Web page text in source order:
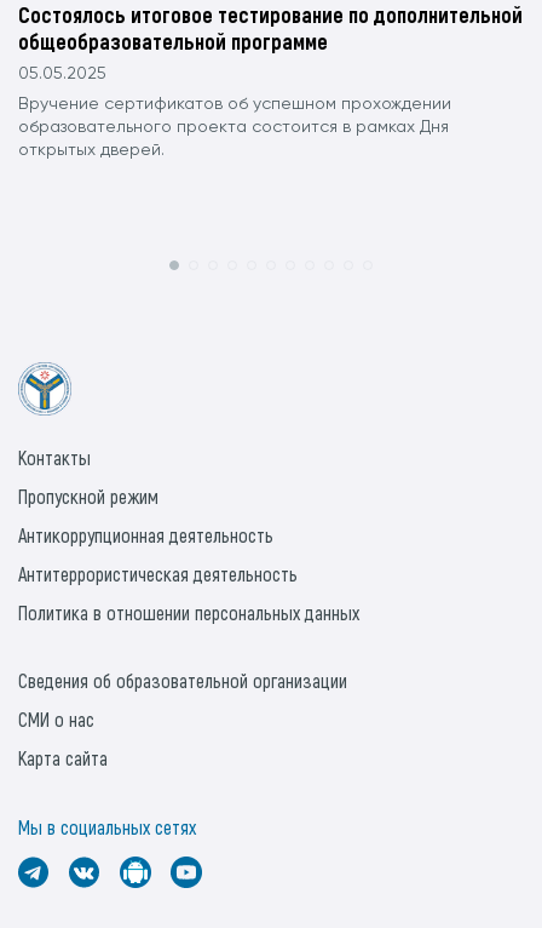
Состоялось итоговое тестирование по дополнительной
общеобразовательной программе
05.05.2025
Вручение сертификатов об успешном прохождении
образовательного проекта состоится в рамках Дня
открытых дверей.
Контакты
Пропускной режим
Антикоррупционная деятельность
Антитеррористическая деятельность
Политика в отношении персональных данных
Сведения об образовательной организации
СМИ о нас
Карта сайта
Мы в социальных сетях